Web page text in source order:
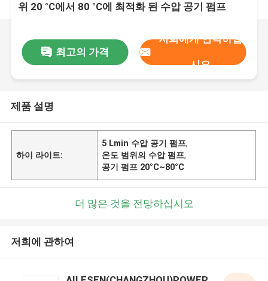
위 20 °C에서 80 °C에 최적화 된 수압 공기 펌프
최고의 가격
저희에게 연락하십
시오
제품 설명
하이 라이트:
5 Lmin 수압 공기 펌프,
온도 범위의 수압 펌프,
공기 펌프 20°C~80°C
더 많은 것을 전망하십시오
저희에 관하여